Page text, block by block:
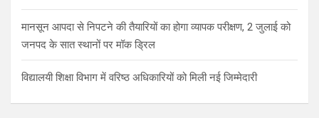
मानसून आपदा से निपटने की तैयारियों का होगा व्यापक परीक्षण, 2 जुलाई को
जनपद के सात स्थानों पर मॉक ड्रिल
विद्यालयी शिक्षा विभाग में वरिष्ठ अधिकारियों को मिली नई जिम्मेदारी